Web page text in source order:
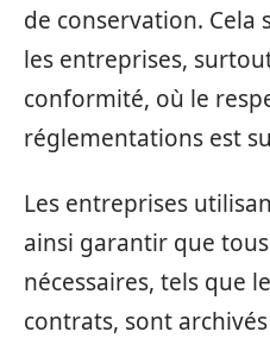
de conservation. Cela
les entreprises,
conformité, où le
réglementations est
Les entreprises
ainsi garantir que
nécessaires, tels que
contrats, sont